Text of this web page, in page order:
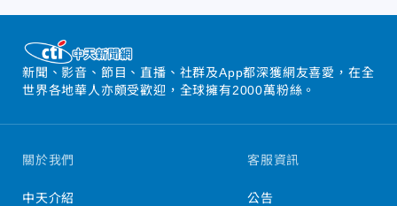
新聞、影音、節目、直播、社群及App都深獲網友喜愛，在全
世界各地華人亦頗受歡迎，全球擁有2000萬粉絲。
關於我們
中天介紹
客服資訊
公告